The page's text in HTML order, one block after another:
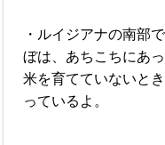
・ルイジアナの南部
ぼは、あちこちにあっ
米を育てていないと
っているよ。